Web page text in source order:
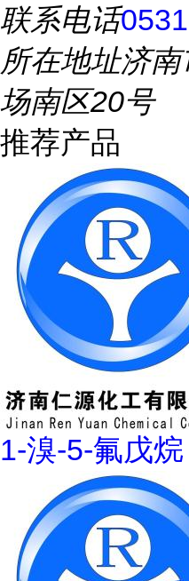
联系电话
所在地址济南
场南区20号
推荐产品
1-溴-5-氟戊烷